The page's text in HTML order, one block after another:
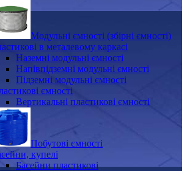
Модульні ємності (збірні ємності)
в металевому каркасі
Наземні модульні ємності
Напівпідземні модульні ємності
Підземні модульні ємності
ємності
Вертикальні пластикові ємності
Побутові ємності
купелі
Басейни пластикові